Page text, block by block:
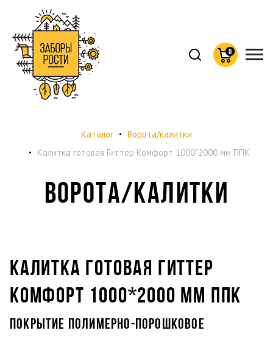
крошки
Каталог
Ворота/калитки
Калитка готовая Гиттер Комфорт 1000*2000 мм ППК
ВОРОТА/КАЛИТКИ
КАЛИТКА ГОТОВАЯ ГИТТЕР
КОМФОРТ 1000*2000 ММ ППК
ПОКРЫТИЕ ПОЛИМЕРНО-ПОРОШКОВОЕ